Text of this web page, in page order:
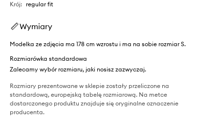
Krój: regular fit
Wymiary
Modelka ze zdjęcia ma 178 cm wzrostu i ma na sobie rozmiar S.
Rozmiarówka standardowa
Zalecamy wybór rozmiaru, jaki nosisz zazwyczaj.
Rozmiary prezentowane w sklepie zostały przeliczone na
standardową, europejską tabelę rozmiarową. Na metce
dostarczonego produktu znajduje się oryginalne oznaczenie
producenta.